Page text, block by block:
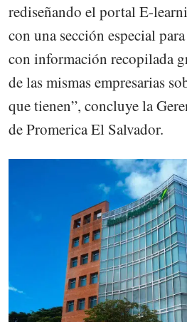
rediseñando el portal E-
con una sección especial
con información recopilada
de las mismas empresarias
que tienen”, concluye la
de Promerica El Salvador.